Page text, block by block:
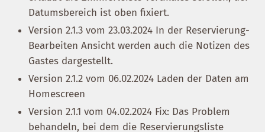
Datumsbereich ist oben fixiert.
Version 2.1.3 vom 23.03.2024 In der Reservierung-
Bearbeiten Ansicht werden auch die Notizen des
Gastes dargestellt.
Version 2.1.2 vom 06.02.2024 Laden der Daten am
Homescreen
Version 2.1.1 vom 04.02.2024 Fix: Das Problem
behandeln, bei dem die Reservierungsliste